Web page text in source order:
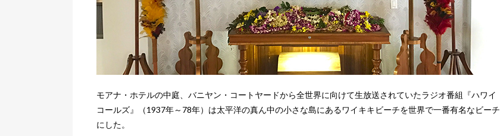
モアナ・ホテルの中庭、バニヤン・コートヤードから全世界に向けて生放送されていたラジオ番組『ハワイ
コールズ』（1937年～78年）は太平洋の真ん中の小さな島にあるワイキキビーチを世界で一番有名なビーチ
にした。